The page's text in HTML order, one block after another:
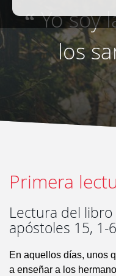
“Yo soy
los
Primera
Lectura del
apóstoles 15, 1-6
En aquellos días, unos
a enseñar a los